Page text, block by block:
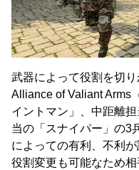
武器によって役割を切
Alliance of Valiant Arms
イントマン」、中距離
当の「スナイパー」の3
によっての有利、不利
役割変更も可能なため